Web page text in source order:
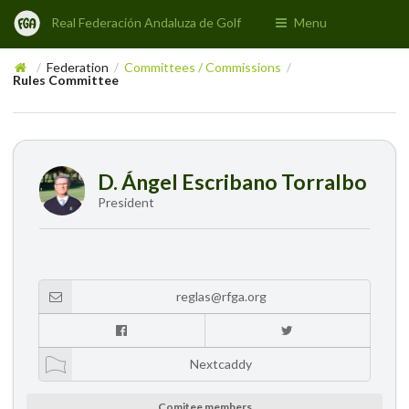
Real Federación Andaluza de Golf Menu
/ Federation / Committees / Commissions /
Rules Committee
D. Ángel Escribano Torralbo
President
reglas@rfga.org
Nextcaddy